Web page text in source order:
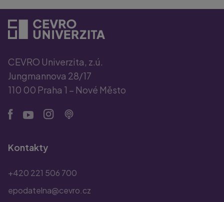
CEVRO Univerzita, z.ú.
Jungmannova 28/17
110 00 Praha 1 – Nové Město
Kontakty
+420 221 506 700
epodatelna@cevro.cz